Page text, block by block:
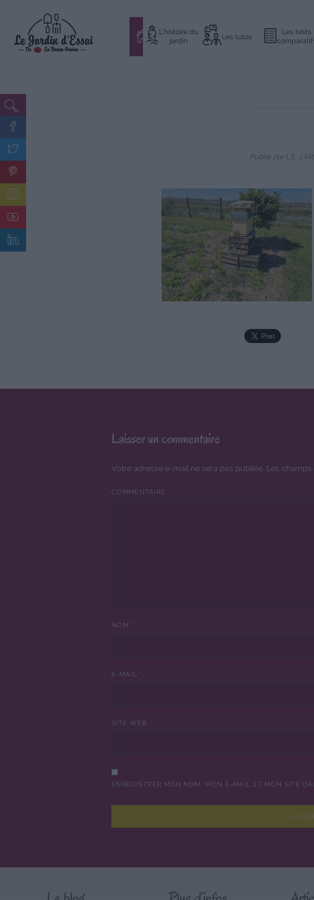
contenu
#
L’histoire du
jardin
Les tutos
Les tests
Publié parLE
Laisser un commentaire
Votre adresse e-mail ne sera pas publiée. Les
COMMENTAIRE
NOM *
E-MAIL *
SITE WEB
ENREGISTRER MON NOM, MON E-MAIL ET MON SITE